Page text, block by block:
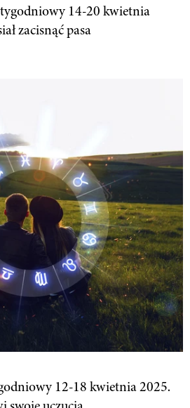
14-20 kwietnia
zacisnąć pasa
12-18 kwietnia 2025.